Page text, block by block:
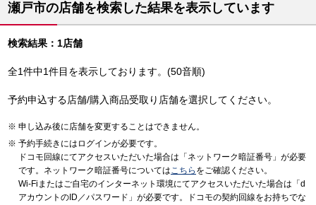
瀬戸市の店舗を検索した結果を表示しています
検索結果：1店舗
全1件中1件目を表示しております。(50音順)
予約申込する店舗/購入商品受取り店舗を選択してください。
申し込み後に店舗を変更することはできません。
予約手続きにはログインが必要です。
ドコモ回線にてアクセスいただいた場合は「ネットワーク暗証番号」が必要
です。ネットワーク暗証番号についてはこちら をご確認ください。
Wi-Fiまたはご自宅のインターネット環境にてアクセスいただいた場合は「d
アカウントのID／パスワード」が必要です。ドコモの契約回線をお持ちでな